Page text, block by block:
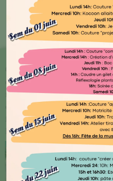
Bout'🖤
Chez Kocoon Family,
dans notre univers où
rencontrent. Explorez
conçus avec amour par
français, ainsi que des
Djego et Le Petit Souk.